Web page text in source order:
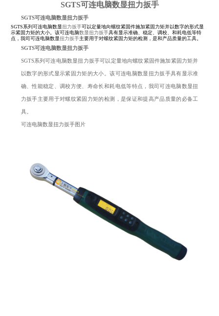
SGTS可连电脑数显扭力扳手
SGTS可连电脑数显扭力扳手
SGTS系列可连电脑数显扭力扳手可以定量地向螺纹紧固件施加紧固力矩并以数字的形式显
示紧固力矩的大小。该可连电脑数显扭力扳手具有显示准确、稳定、调校、和耗电低等特
点，我司可连电脑数显扭力扳手主要用于对螺纹紧固力矩的检测，是和产品质量的工具。
SGTS可连电脑数显扭力扳手
SGTS系列可连电脑数显扭力扳手可以定量地向螺纹紧固件施加紧固力矩并
以数字的形式显示紧固力矩的大小。该可连电脑数显扭力扳手具有显示准
确、性能稳定、调校方便、寿命长和耗电低等特点，我司可连电脑数显扭
力扳手主要用于对螺纹紧固力矩的检测，是保证和提高产品质量的必备工
具。
可连电脑数显扭力扳手图片